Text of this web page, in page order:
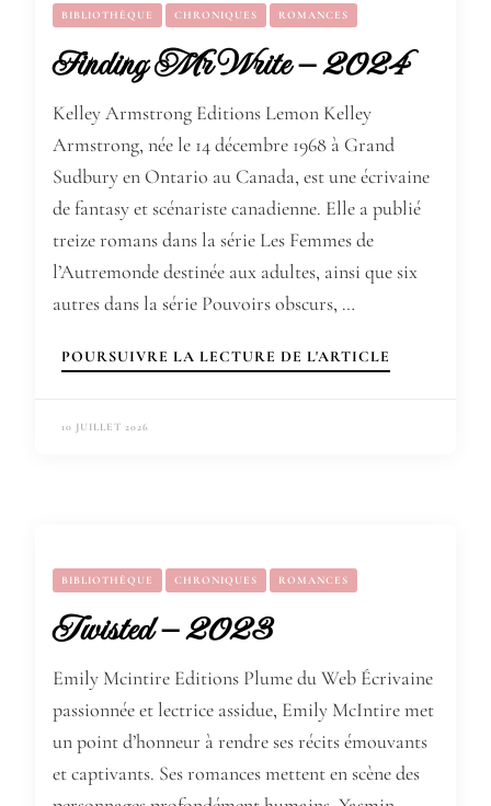
BIBLIOTHÈQUE CHRONIQUES ROMANCES
Finding Mr Write – 2024
Kelley Armstrong Editions Lemon Kelley
Armstrong, née le 14 décembre 1968 à Grand
Sudbury en Ontario au Canada, est une écrivaine
de fantasy et scénariste canadienne. Elle a publié
treize romans dans la série Les Femmes de
l’Autremonde destinée aux adultes, ainsi que six
autres dans la série Pouvoirs obscurs, …
POURSUIVRE LA LECTURE DE L'ARTICLE
10 JUILLET 2026
BIBLIOTHÈQUE CHRONIQUES ROMANCES
Twisted – 2023
Emily Mcintire Editions Plume du Web Écrivaine
passionnée et lectrice assidue, Emily McIntire met
un point d’honneur à rendre ses récits émouvants
et captivants. Ses romances mettent en scène des